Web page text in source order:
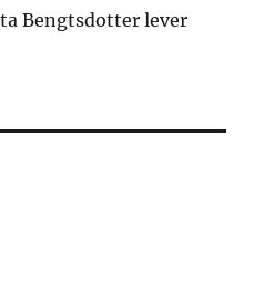
Bengtsdotter lever